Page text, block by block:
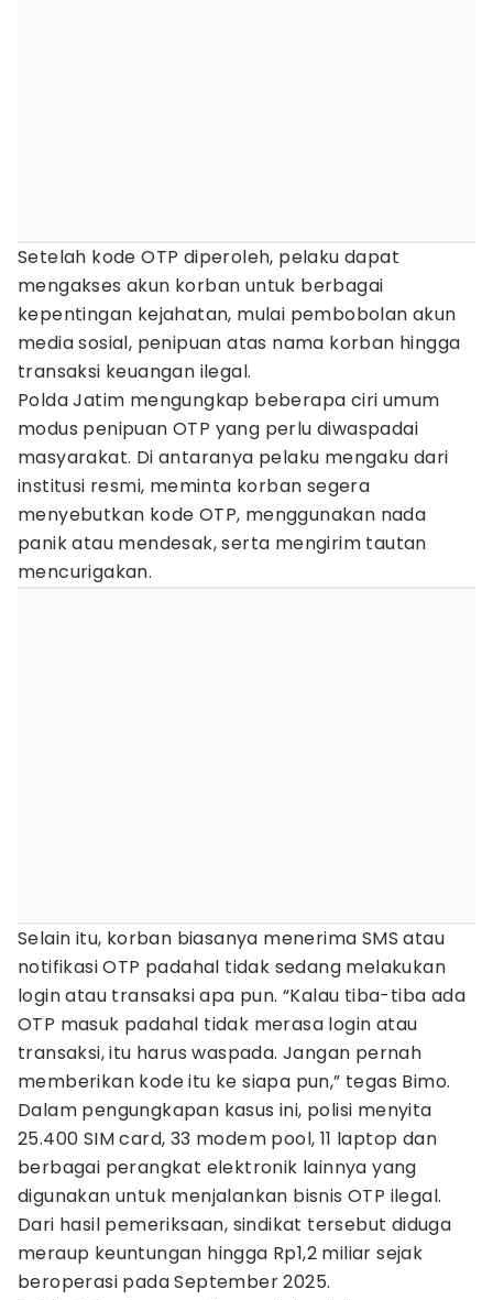
Setelah kode OTP diperoleh, pelaku dapat
mengakses akun korban untuk berbagai
kepentingan kejahatan, mulai pembobolan akun
media sosial, penipuan atas nama korban hingga
transaksi keuangan ilegal.
Polda Jatim mengungkap beberapa ciri umum
modus penipuan OTP yang perlu diwaspadai
masyarakat. Di antaranya pelaku mengaku dari
institusi resmi, meminta korban segera
menyebutkan kode OTP, menggunakan nada
panik atau mendesak, serta mengirim tautan
mencurigakan.
Selain itu, korban biasanya menerima SMS atau
notifikasi OTP padahal tidak sedang melakukan
login atau transaksi apa pun. “Kalau tiba-tiba ada
OTP masuk padahal tidak merasa login atau
transaksi, itu harus waspada. Jangan pernah
memberikan kode itu ke siapa pun,” tegas Bimo.
Dalam pengungkapan kasus ini, polisi menyita
25.400 SIM card, 33 modem pool, 11 laptop dan
berbagai perangkat elektronik lainnya yang
digunakan untuk menjalankan bisnis OTP ilegal.
Dari hasil pemeriksaan, sindikat tersebut diduga
meraup keuntungan hingga Rp1,2 miliar sejak
beroperasi pada September 2025.